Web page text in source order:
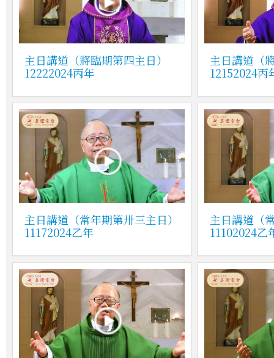
主日講道（將臨期第四主日）
12222024丙年
主日講道（
12152024丙
主日講道（常年期第卅三主日）
11172024乙年
主日講道（
11102024乙